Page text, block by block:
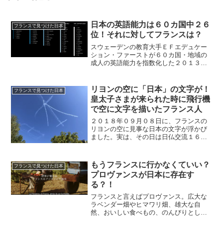
フランスで見つけた日本
日本の英語能力は６０カ国中２６
位！それに対してフランスは？
スウェーデンの教育大手ＥＦエデュケー
ション・ファーストが６０カ国・地域の
成人の英語能力を指数化した２０１３年
（英語能力、標準よりやや低い）とでて
いました！すごい低下したフラ...
フランスで見つけた日本
リヨンの空に「日本」の文字が！
皇太子さまが来られた時に飛行機
で空に文字を描いたフランス人
２０１８年０９月０８日に、フランスの
リヨンの空に見事な日本の文字が浮かび
ました。実は、その日は日仏交流１６０
れた日。フランスが歓迎の意を込めて空
に飛行機で「日本」の文字...
フランスで見つけた日本
もうフランスに行かなくていい？
プロヴァンスが日本に存在す
る？！
フランスと言えばプロヴァンス。広大な
ラベンダー畑やヒマワリ畑、雄大な自
然、おいしい食べもの、のんびりとした